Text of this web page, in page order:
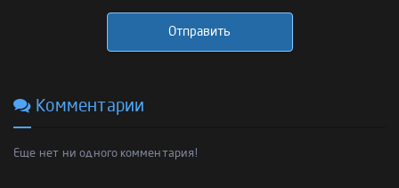
Отправить
Комментарии
Еще нет ни одного комментария!